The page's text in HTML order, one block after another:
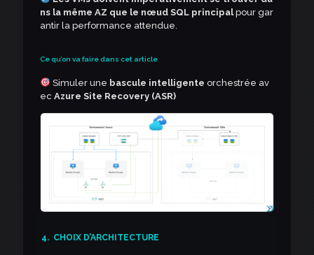
ns la même AZ que le nœud SQL principalpour gar
antir la performance attendue.
Ce qu’on va faire dans cet article
Simuler une bascule intelligente orchestrée av
ec Azure Site Recovery (ASR)
4. CHOIX D’ARCHITECTURE